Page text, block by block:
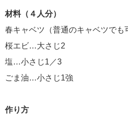
材料（４人分）
春キャベツ（普通のキャベツで
桜エビ…大さじ2
塩…小さじ1／3
ごま油…小さじ1強
作り方